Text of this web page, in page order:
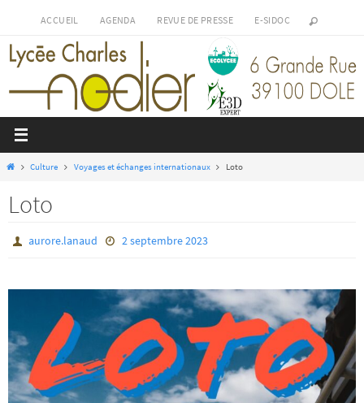
contenu
ACCUEIL AGENDA REVUE DE PRESSE E-SIDOC
HomeCulture Voyages et échanges internationaux Loto
Loto
aurore.lanaud 2 septembre 2023